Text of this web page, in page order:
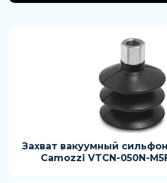
Захват вакуумный
Camozzi VTCN-050N-